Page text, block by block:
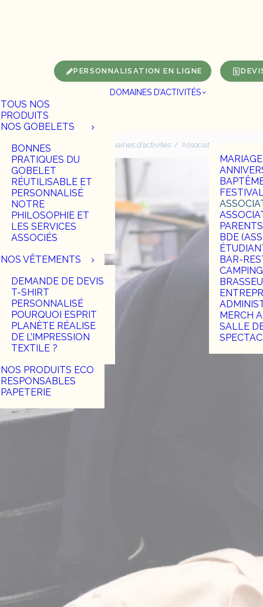
TOUS NOS
PRODUITS
NOS GOBELETS
BONNES
PRATIQUES DU
GOBELET
RÉUTILISABLE ET
PERSONNALISÉ
NOTRE
PHILOSOPHIE ET
LES SERVICES
ASSOCIÉS
NOS VÊTEMENTS
DEMANDE DE DEVIS
T-SHIRT
PERSONNALISÉ
POURQUOI ESPRIT
PLANÈTE RÉALISE
DE L’IMPRESSION
TEXTILE ?
NOS PRODUITS ECO
RESPONSABLES
PAPETERIE
DOMAINES D’ACTIVITÉS
MARIAGE
BDE
BAR-
CAMPING
MERCH
SALLE
PERSONNALISATION EN LIGNE
Accueil Nos domaines d’activités Association